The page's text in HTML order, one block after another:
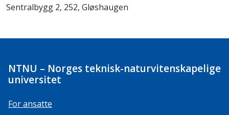
Sentralbygg 2, 252, Gløshaugen
NTNU – Norges teknisk-naturvitenskapelige
universitet
For ansatte